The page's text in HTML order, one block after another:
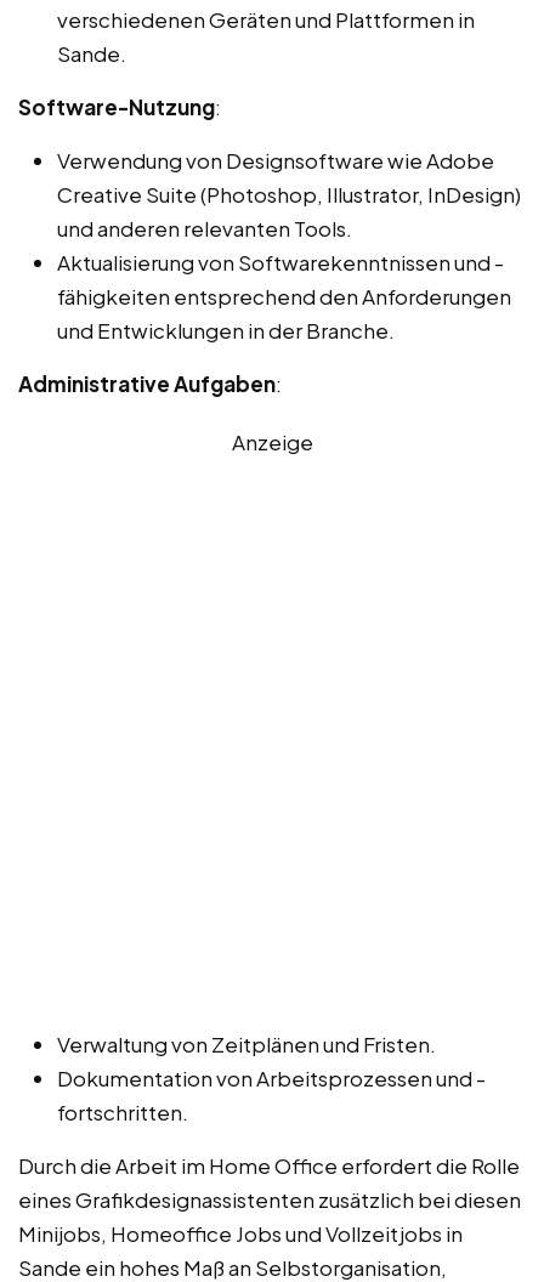
verschiedenen Geräten und Plattformen in
Sande.
Software-Nutzung:
Verwendung von Designsoftware wie Adobe
Creative Suite (Photoshop, Illustrator, InDesign)
und anderen relevanten Tools.
Aktualisierung von Softwarekenntnissen und -
fähigkeiten entsprechend den Anforderungen
und Entwicklungen in der Branche.
Administrative Aufgaben:
Anzeige
Verwaltung von Zeitplänen und Fristen.
Dokumentation von Arbeitsprozessen und -
fortschritten.
Durch die Arbeit im Home Office erfordert die Rolle
eines Grafikdesignassistenten zusätzlich bei diesen
Minijobs, Homeoffice Jobs und Vollzeitjobs in
Sande ein hohes Maß an Selbstorganisation,